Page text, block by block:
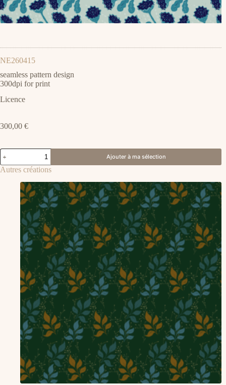
NE260415
seamless pattern design
300dpi for print
Licence
300,00 €
quantité
de
NE260415
Ajouter à ma sélection
Autres créations